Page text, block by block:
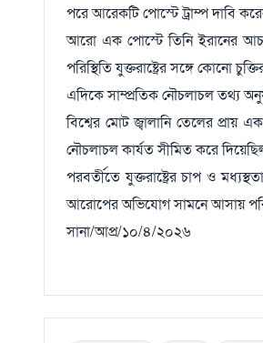
পরে আরেকটি পোস্টে ট্রাম্প দাবি
আরো এক পোস্টে তিনি ইরানের
পরিস্থিতি যুক্তরাষ্ট্রের সঙ্গে কোনো
এদিকে সাম্প্রতিক নৌচলাচল তথ্য
বিশ্বের মোট জ্বালানি তেলের প্রায়
নৌচলাচল কার্যত সীমিত করে
পরবর্তীতে যুক্তরাষ্ট্রের চাপ ও
আরোপের অভিযোগ সামনে আসায়
সানা/আপ্র/১০/৪/২০২৬